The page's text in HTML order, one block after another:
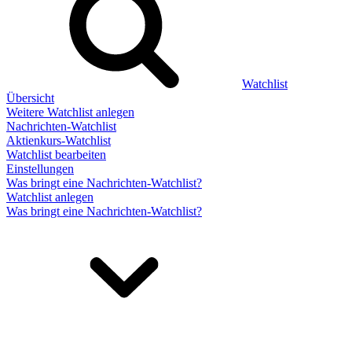
Watchlist
Übersicht
Weitere Watchlist anlegen
Nachrichten-Watchlist
Aktienkurs-Watchlist
Watchlist bearbeiten
Einstellungen
Was bringt eine Nachrichten-Watchlist?
Watchlist anlegen
Was bringt eine Nachrichten-Watchlist?